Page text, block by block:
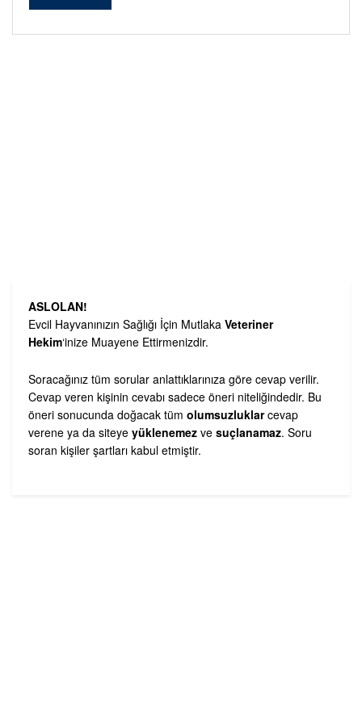
ASLOLAN!
Evcil Hayvanınızın Sağlığı İçin Mutlaka Veteriner
Hekim‘inize Muayene Ettirmenizdir.
Soracağınız tüm sorular anlattıklarınıza göre cevap verilir.
Cevap veren kişinin cevabı sadece öneri niteliğindedir. Bu
öneri sonucunda doğacak tüm olumsuzluklarcevap
verene ya da siteye yüklenemez ve suçlanamaz. Soru
soran kişiler şartları kabul etmiştir.